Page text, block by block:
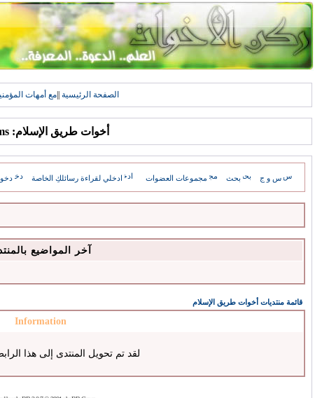
الصفحة الرئيسية مع أمهات
أخوات طريق الإسلام: Forums
س و ج بحث مجموعات العضوات ادخلي لقراءة رسائلكِ الخاصة
آخر المواضيع
قائمة منتديات أخوات طريق الإسلام
Information
لقد تم تحويل المنتدى إلى هذا